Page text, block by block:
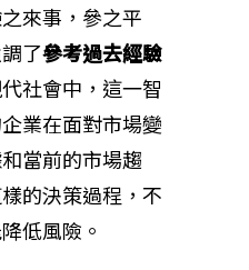
來事，參之平
了參考過去經驗
社會中，這一智
業在面對市場變
當前的市場趨
的決策過程，不
低風險。